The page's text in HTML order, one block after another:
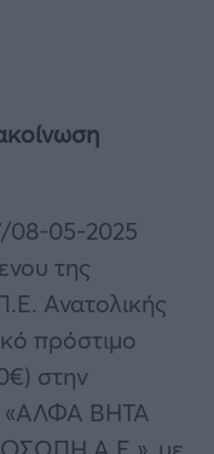
08-05-2025
της
Ανατολικής
πρόστιμο
στην
«ΑΛΦΑ ΒΗΤΑ